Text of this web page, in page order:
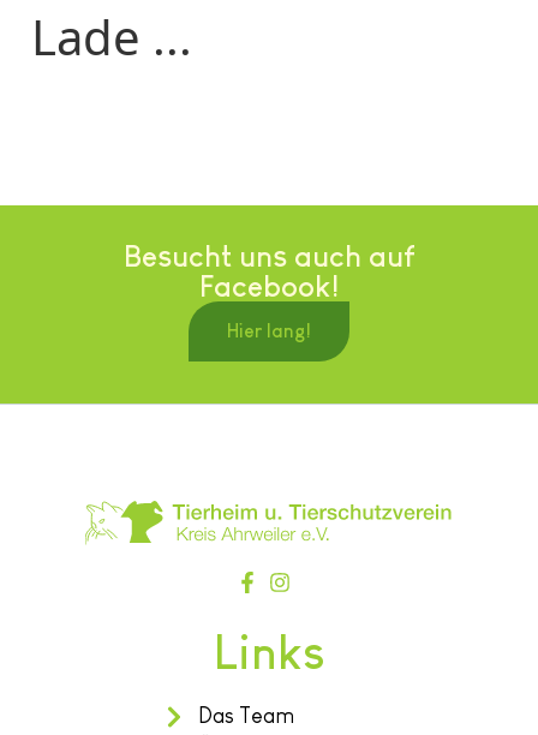
Lade ...
Besucht uns auch auf
Facebook!
Hier lang!
Links
Das Team